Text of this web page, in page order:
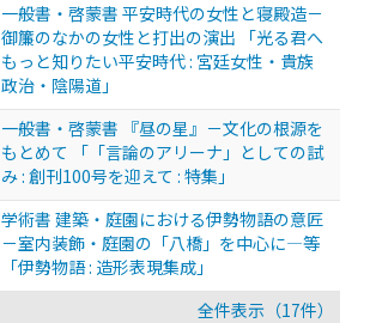
一般書・啓蒙書 平安時代の女性と寝殿造－
御簾のなかの女性と打出の演出 「光る君へ
もっと知りたい平安時代 : 宮廷女性・貴族
政治・陰陽道」
一般書・啓蒙書 『昼の星』－文化の根源を
もとめて 「「言論のアリーナ」としての試
み : 創刊100号を迎えて : 特集」
学術書 建築・庭園における伊勢物語の意匠
－室内装飾・庭園の「八橋」を中心に―等
「伊勢物語 : 造形表現集成」
全件表示（17件）